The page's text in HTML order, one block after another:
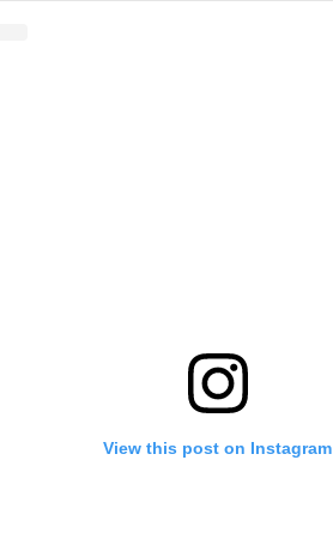
View this post on Instagram